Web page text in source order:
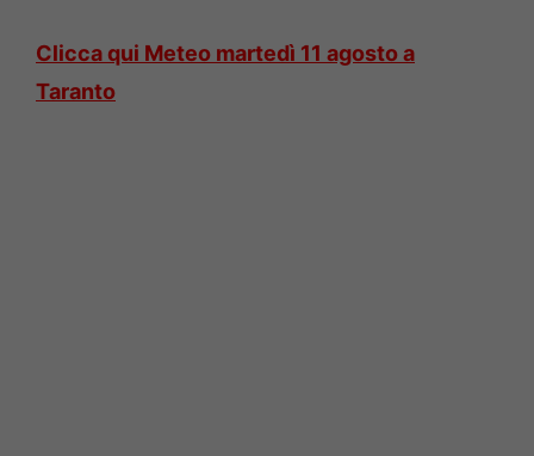
Clicca qui Meteo martedì 11 agosto a
Taranto